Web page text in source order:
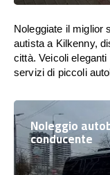
Noleggiate il miglior
autista a Kilkenny,
città. Veicoli
servizi di piccoli
Noleggio
conducente